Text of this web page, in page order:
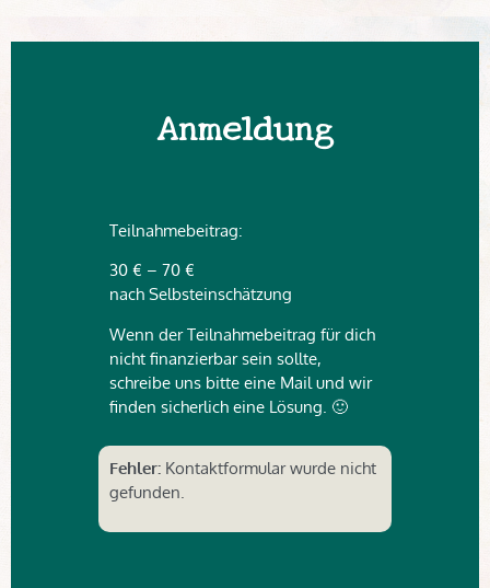
Anmeldung
Teilnahmebeitrag:
30 € – 70 €
nach Selbsteinschätzung
Wenn der Teilnahmebeitrag für dich
nicht finanzierbar sein sollte,
schreibe uns bitte eine Mail und wir
finden sicherlich eine Lösung. 🙂
Fehler: Kontaktformular wurde nicht
gefunden.